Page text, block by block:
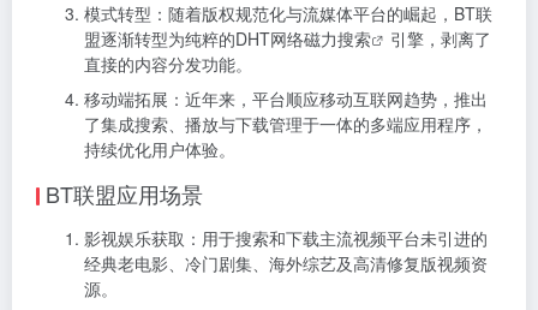
模式转型：随着版权规范化与流媒体平台的崛起，BT联
盟逐渐转型为纯粹的DHT网络磁力搜索
引擎，剥离了
直接的内容分发功能。
移动端拓展：近年来，平台顺应移动互联网趋势，推出
了集成搜索、播放与下载管理于一体的多端应用程序，
持续优化用户体验。
BT联盟应用场景
影视娱乐获取：用于搜索和下载主流视频平台未引进的
经典老电影、冷门剧集、海外综艺及高清修复版视频资
源。